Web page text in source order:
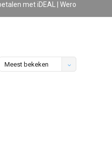
met iDEAL | Wero
Meest bekeken